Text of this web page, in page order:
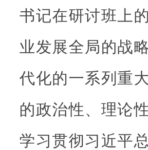
书记在研讨班上
业发展全局的战
代化的一系列重
的政治性、理论
学习贯彻习近平